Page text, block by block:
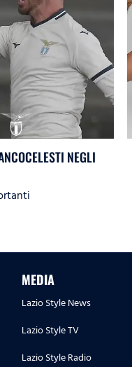
NEGLI
MEDIA
Lazio Style News
Lazio Style TV
Lazio Style Radio